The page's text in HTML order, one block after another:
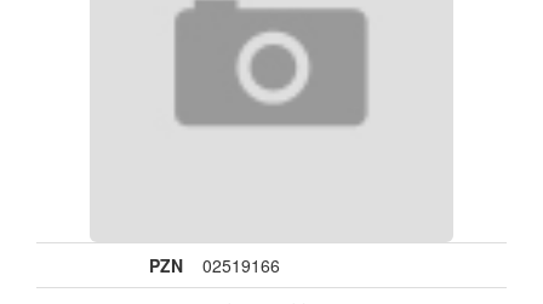
PZN
02519166